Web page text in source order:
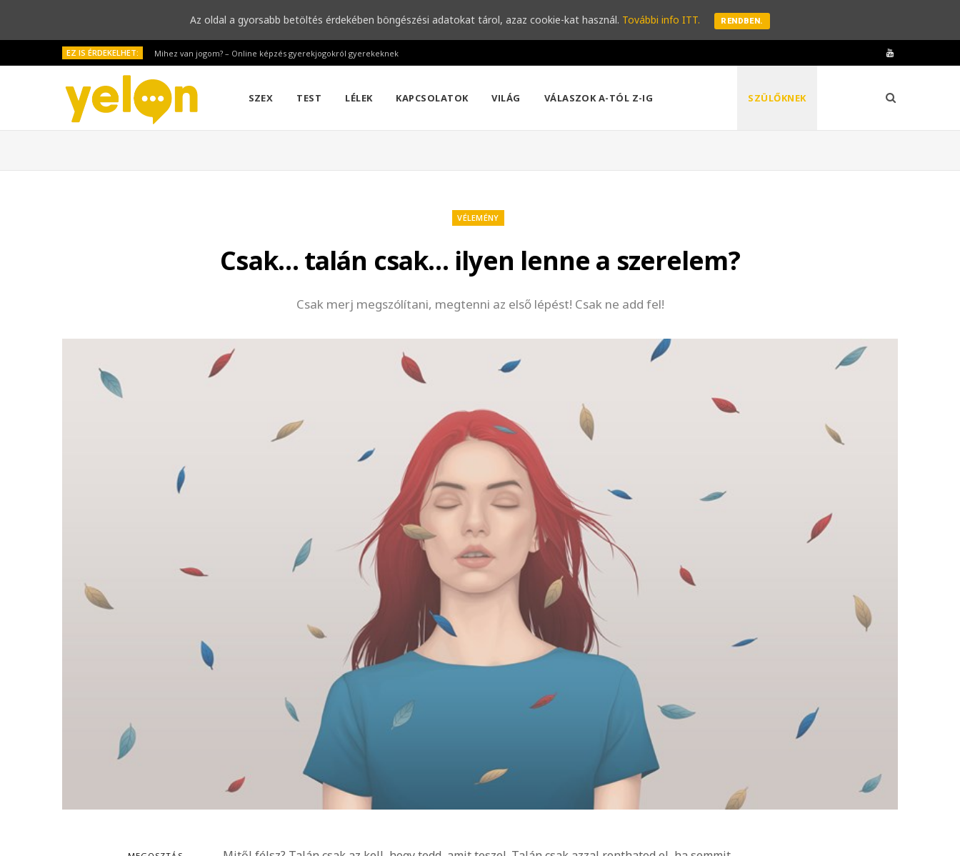
EZ IS ÉRDEKELHET: Mihez van jogom? – Online képzés gyerekjogokról gyerekeknek Y
u
T
SZEX TEST LÉLEK KAPCSOLATOK VILÁG VÁLASZOK A-TÓL Z-IG SZÜLŐKNEK
VÉLEMÉNY
Csak… talán csak… ilyen lenne a szerelem?
Csak merj megszólítani, megtenni az első lépést! Csak ne add fel!
Az oldal a gyorsabb betöltés érdekében böngészési adatokat tárol, azaz cookie-kat használ. További info ITT. RENDBEN.